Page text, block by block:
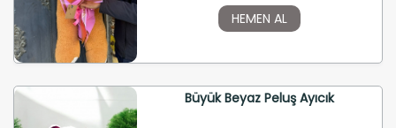
HEMEN AL
Büyük Beyaz Peluş Ayıcık